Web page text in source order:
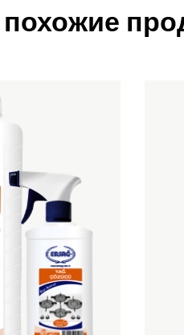
похожие